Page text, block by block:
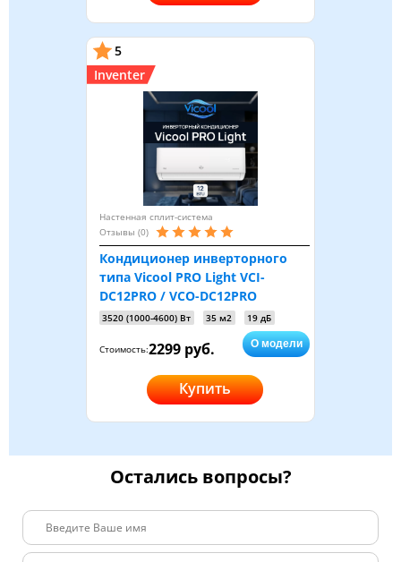
5
Inventer
Настенная сплит-система
Отзывы (0)
Кондиционер инверторного
типа Vicool PRO Light VCI-
DC12PRO / VCO-DC12PRO
3520 (1000-4600) Вт 35 м2 19 дБ
Стоимость:2299 руб. О модели
Купить
Остались вопросы?